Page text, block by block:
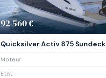
92 560 €
Quicksilver Activ 875 Sundeck
Moteur
Etat